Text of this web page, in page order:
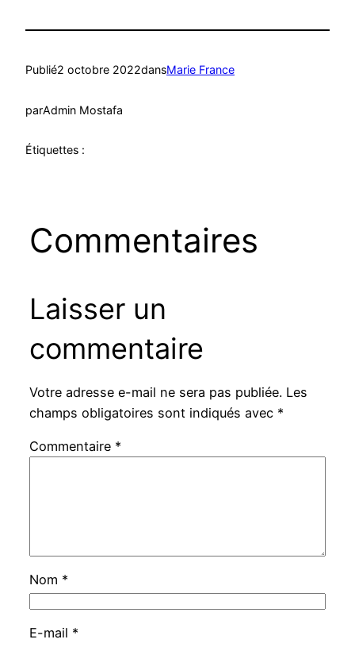
Publié2 octobre 2022dansMarie France
parAdmin Mostafa
Étiquettes :
Commentaires
Laisser un
commentaire
Votre adresse e-mail ne sera pas publiée. Les
champs obligatoires sont indiqués avec *
Commentaire *
Nom *
E-mail *